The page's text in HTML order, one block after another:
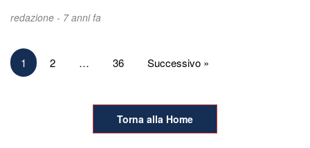
redazione - 7 anni fa
Paginazione
1 2 … 36 Successivo »
Torna alla Home